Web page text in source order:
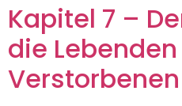
Kapitel 7 –
die
Verstorbenen